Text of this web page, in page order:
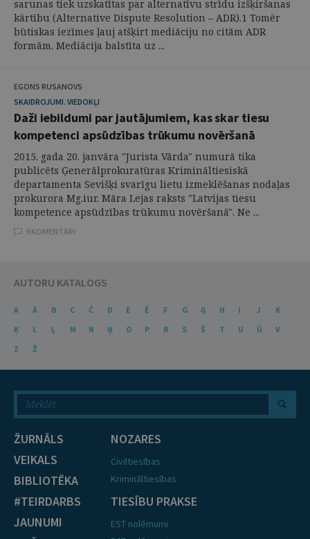
sarunas tiek uzskatītas par alternatīvu strīdu izšķiršanas
kārtību (Alternative Dispute Resolution – ADR).1 Tomēr
būtiskas iezīmes ļauj atšķirt mediāciju no citām ADR
formām. Mediācija balstīta uz ...
EGONS RUSANOVS
SKAIDROJUMI. VIEDOKĻI
Daži iebildumi par jautājumiem, kas skar tiesu
kompetenci apsūdzības trūkumu novēršanā
2015. gada 20. janvāra "Jurista Vārda" numurā tika
publicēts Ģenerālprokuratūras Krimināltiesiskā
departamenta Sevišķi svarīgu lietu izmeklēšanas nodaļas
prokurora Mg.iur. Māra Lejas raksts "Latvijas tiesu
kompetence apsūdzības trūkumu novēršanā". Ne ...
9 KOMENTĀRI
AUTORU KATALOGS
A Ā B C Č D E Ē F G Ģ H I J
K
Ķ
L Ļ M N Ņ O P R S Š T U Ū
V
Z
Ž
ŽURNĀLS
VEIKALS
BIBLIOTĒKA
#TEIRDARBS
JAUNUMI
NOZARES
Civiltiesības
Krimināltiesības
TIESĪBU PRAKSE
EST nolēmumi